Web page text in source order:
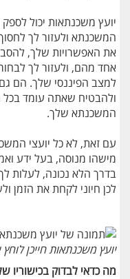
יועץ משכנתאות יכול
המשכנתא ולעזור לך
את האפשרויות שלך,
אחד מהם, ולעזור לך
למצב הפיננסי שלך. הם גם
ולהבטיח שאתה עומד בכל
המשכנתא שלך.
עם זאת, לא כל יועצי
מישהו מנוסה, בעל ידע
בדרך הלא נכונה, לעלות
לכן חיוני לקחת את הזמן
יועץ משכנתאות חייכן לוחץ
מה כדאי לבדוק בכישוריו